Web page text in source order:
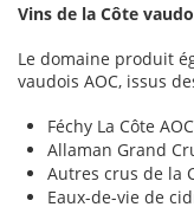
Vins de la Côte
Le domaine produit
vaudois AOC, issus
Féchy La Côte AOC
Allaman Grand
Autres crus de la
Eaux-de-vie de